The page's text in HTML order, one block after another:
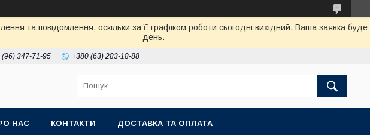
та повідомлення, оскільки за її графіком роботи сьогодні вихідний. Ваша заявка
день.
(96) 347-71-95 +380 (63) 283-18-88
НАС КОНТАКТИ ДОСТАВКА ТА ОПЛАТА